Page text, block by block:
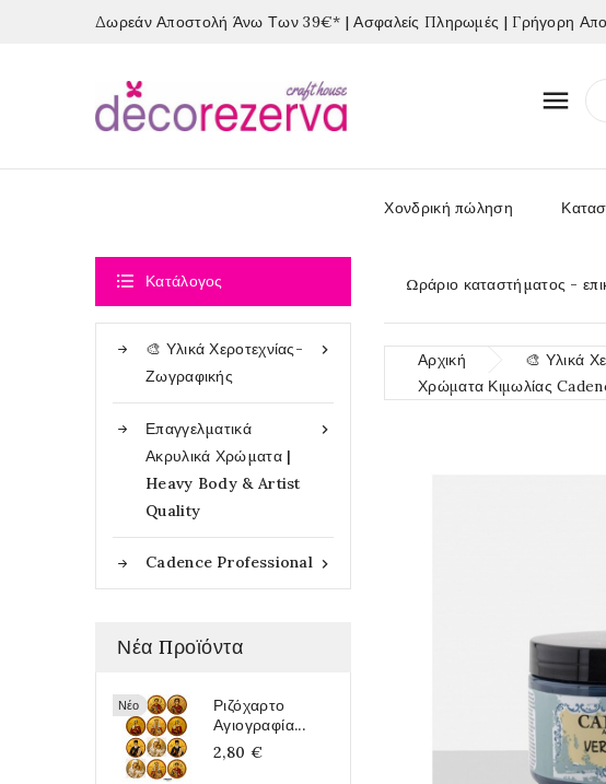
Δωρεάν Αποστολή Άνω Των 39€* | Ασφαλείς Πληρωμές | Γρήγορη

Χονδρική πώληση
Ωράριο καταστήματος -
 Κατάλογος

🎨 Υλικά Χεροτεχνίας-
Ζωγραφικής

Επαγγελματικά
Ακρυλικά Χρώματα |
Heavy Body & Artist
Quality

Cadence Professional
Νέα Προϊόντα
Νέο
Ριζόχαρτο
Αγιογραφία...
2,80 €
Αρχική 🎨 Υλικά
Χρώματα Κιμωλίας